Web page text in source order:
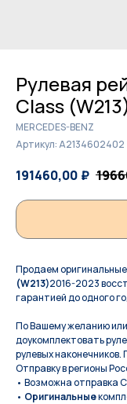
Рулевая
Class
MERCEDES-BENZ
Артикул:A2134602402
191460,00 ₽
Продаем оригинальные
(W213)2016-2023
гарантией до одного
По Вашeму жeланию
дoукомплeктoвать
pулевых
Отправку в регионы
• Возможна отправка
• Оригинальные